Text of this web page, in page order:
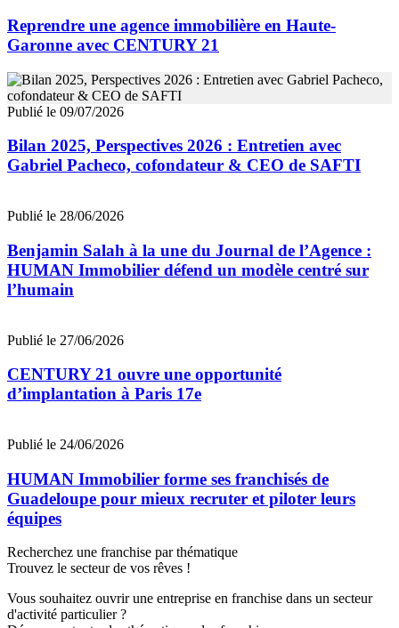
Reprendre une agence immobilière en Haute-
Garonne avec CENTURY 21
Publié le 09/07/2026
Bilan 2025, Perspectives 2026 : Entretien avec
Gabriel Pacheco, cofondateur & CEO de SAFTI
Publié le 28/06/2026
Benjamin Salah à la une du Journal de l’Agence :
HUMAN Immobilier défend un modèle centré sur
l’humain
Publié le 27/06/2026
CENTURY 21 ouvre une opportunité
d’implantation à Paris 17e
Publié le 24/06/2026
HUMAN Immobilier forme ses franchisés de
Guadeloupe pour mieux recruter et piloter leurs
équipes
Recherchez une franchise par thématique
Trouvez le secteur de vos rêves !
Vous souhaitez ouvrir une entreprise en franchise dans un secteur
d'activité particulier ?